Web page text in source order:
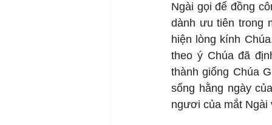
Ngài gọi để đồng
dành ưu tiên trong
hiện lòng kính
theo ý Chúa đã
thành giống Chúa
sống hằng ngày
ngươi của mắt Ngài